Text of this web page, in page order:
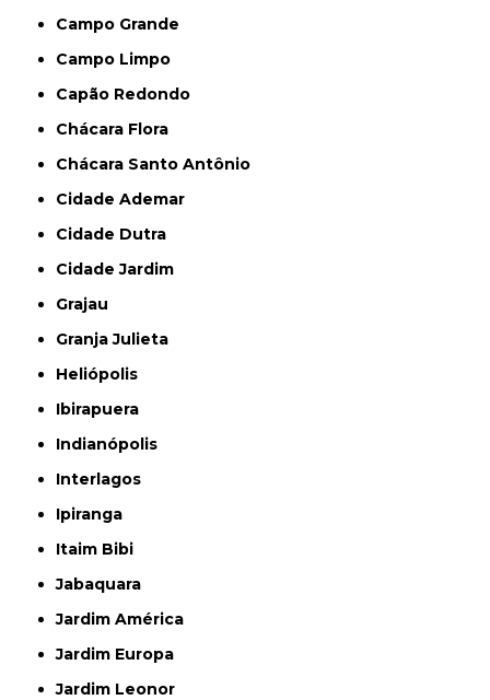
Campo Grande
Campo Limpo
Capão Redondo
Chácara Flora
Chácara Santo Antônio
Cidade Ademar
Cidade Dutra
Cidade Jardim
Grajau
Granja Julieta
Heliópolis
Ibirapuera
Indianópolis
Interlagos
Ipiranga
Itaim Bibi
Jabaquara
Jardim América
Jardim Europa
Jardim Leonor